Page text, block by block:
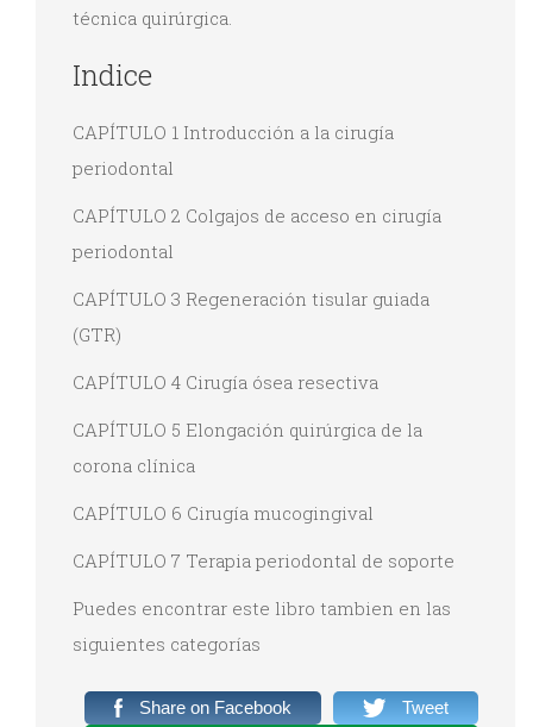
técnica quirúrgica.
Indice
CAPÍTULO 1 Introducción a la cirugía
periodontal
CAPÍTULO 2 Colgajos de acceso en cirugía
periodontal
CAPÍTULO 3 Regeneración tisular guiada
(GTR)
CAPÍTULO 4 Cirugía ósea resectiva
CAPÍTULO 5 Elongación quirúrgica de la
corona clínica
CAPÍTULO 6 Cirugía mucogingival
CAPÍTULO 7 Terapia periodontal de soporte
Puedes encontrar este libro tambien en las
siguientes categorías
Share on Facebook
Tweet